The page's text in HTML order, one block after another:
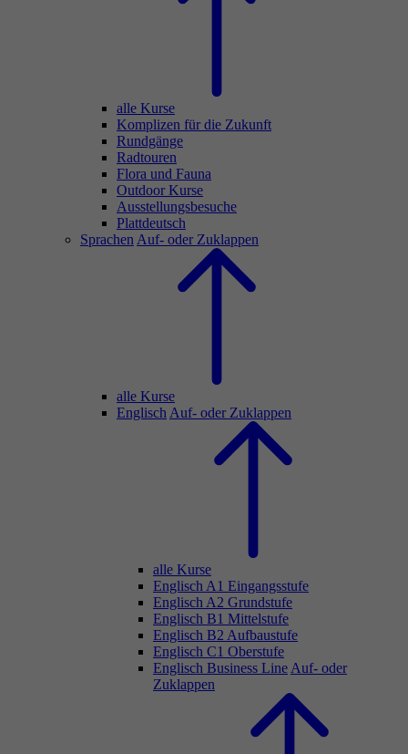
alle Kurse
Komplizen für die Zukunft
Rundgänge
Radtouren
Flora und Fauna
Outdoor Kurse
Ausstellungsbesuche
Plattdeutsch
Sprachen Auf- oder Zuklappen
alle Kurse
Englisch Auf- oder Zuklappen
alle Kurse
Englisch A1 Eingangsstufe
Englisch A2 Grundstufe
Englisch B1 Mittelstufe
Englisch B2 Aufbaustufe
Englisch C1 Oberstufe
Englisch Business Line Auf- oder
Zuklappen